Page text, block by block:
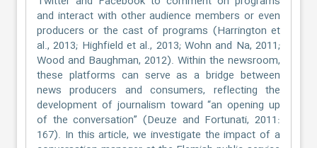
and interact with other audience members or even
producers or the cast of programs (Harrington et
al., 2013; Highfield et al., 2013; Wohn and Na, 2011;
Wood and Baughman, 2012). Within the newsroom,
these platforms can serve as a bridge between
news producers and consumers, reflecting the
development of journalism toward “an opening up
of the conversation” (Deuze and Fortunati, 2011:
167). In this article, we investigate the impact of a